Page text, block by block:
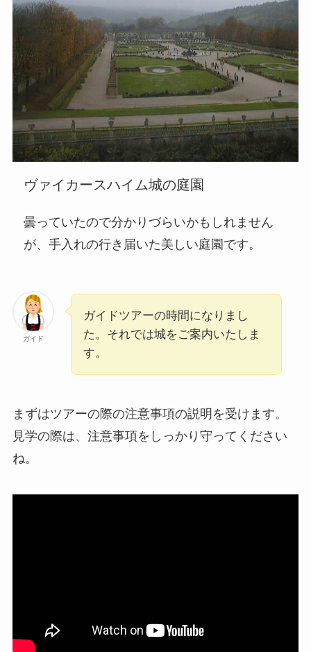
ヴァイカースハイム城の庭園
曇っていたので分かりづらいかもしれません
が、手入れの行き届いた美しい庭園です。
ガイド
ガイドツアーの時間になりまし
た。それでは城をご案内いたしま
す。
まずはツアーの際の注意事項の説明を受けます。
見学の際は、注意事項をしっかり守ってください
ね。